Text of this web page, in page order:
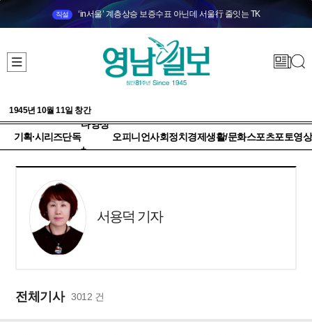
직설 ‘in서울’ 계층상승 보증수표 아닌데 서울行 줄잇는 TK
1945년 10월 11일 창간
기획·시리즈단독
다양성
+
오피니언사회정치 경제생활/문화스포츠포토영상
서용덕 기자
전체기사 3012 건